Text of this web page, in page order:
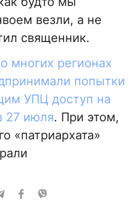
везли, а не
священник.
многих регионах
попытки
УПЦ доступ на
27 июля. При этом,
«патриархата»